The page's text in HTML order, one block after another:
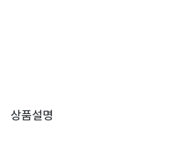
상품설명